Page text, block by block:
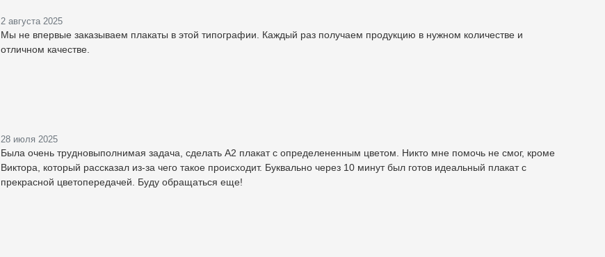
2 августа 2025
Мы не впервые заказываем плакаты в этой типографии. Каждый раз получаем продукцию в нужном количестве и
отличном качестве.
28 июля 2025
Была очень трудновыполнимая задача, сделать А2 плакат с определененным цветом. Никто мне помочь не смог, кроме
Виктора, который рассказал из-за чего такое происходит. Буквально через 10 минут был готов идеальный плакат с
прекрасной цветопередачей. Буду обращаться еще!